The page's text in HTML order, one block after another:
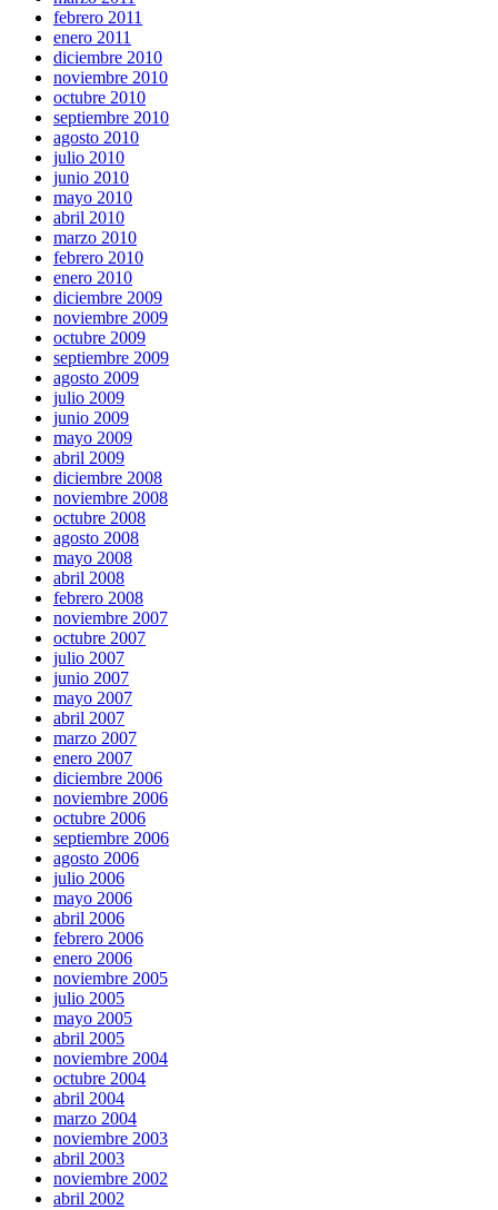
febrero 2011
enero 2011
diciembre 2010
noviembre 2010
octubre 2010
septiembre 2010
agosto 2010
julio 2010
junio 2010
mayo 2010
abril 2010
marzo 2010
febrero 2010
enero 2010
diciembre 2009
noviembre 2009
octubre 2009
septiembre 2009
agosto 2009
julio 2009
junio 2009
mayo 2009
abril 2009
diciembre 2008
noviembre 2008
octubre 2008
agosto 2008
mayo 2008
abril 2008
febrero 2008
noviembre 2007
octubre 2007
julio 2007
junio 2007
mayo 2007
abril 2007
marzo 2007
enero 2007
diciembre 2006
noviembre 2006
octubre 2006
septiembre 2006
agosto 2006
julio 2006
mayo 2006
abril 2006
febrero 2006
enero 2006
noviembre 2005
julio 2005
mayo 2005
abril 2005
noviembre 2004
octubre 2004
abril 2004
marzo 2004
noviembre 2003
abril 2003
noviembre 2002
abril 2002